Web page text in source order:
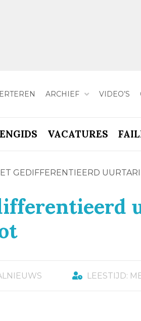
ARCHIEF VIDEO’S
VACATURES
GEDIFFERENTIEERD
LEESTIJD: